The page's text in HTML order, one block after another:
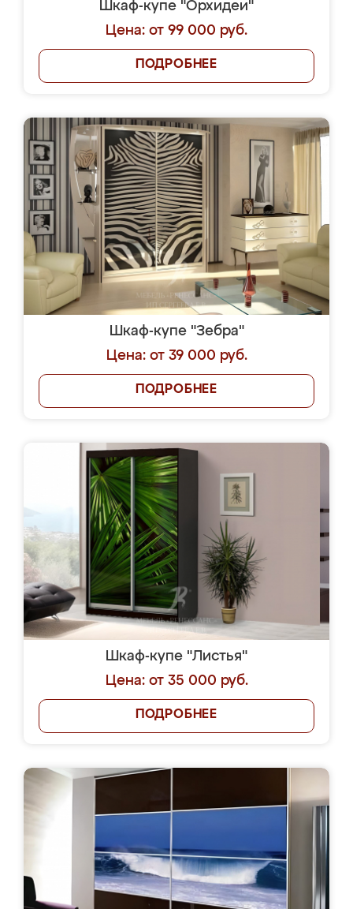
Шкаф-купе "Орхидеи"
Цена: от 99 000 руб.
ПОДРОБНЕЕ
Шкаф-купе "Зебра"
Цена: от 39 000 руб.
ПОДРОБНЕЕ
Шкаф-купе "Листья"
Цена: от 35 000 руб.
ПОДРОБНЕЕ